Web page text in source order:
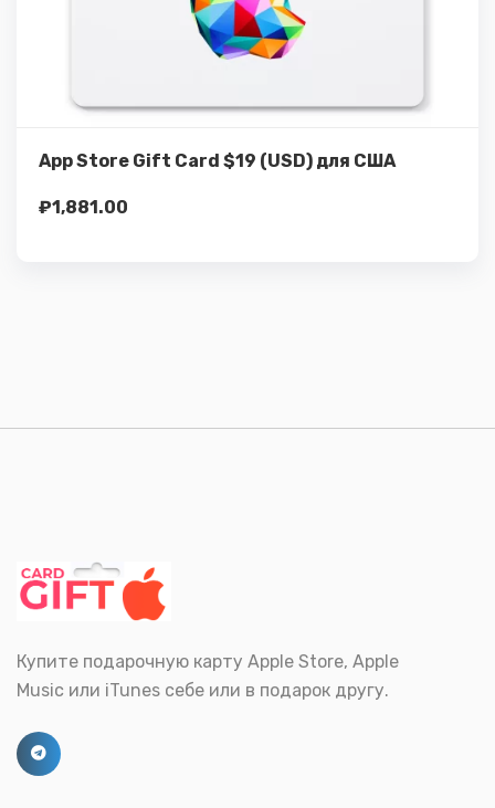
App Store Gift Card $19 (USD) для США
₽1,881.00
Подробнее
Купите подарочную карту Apple Store, Apple
Music или iTunes себе или в подарок другу.